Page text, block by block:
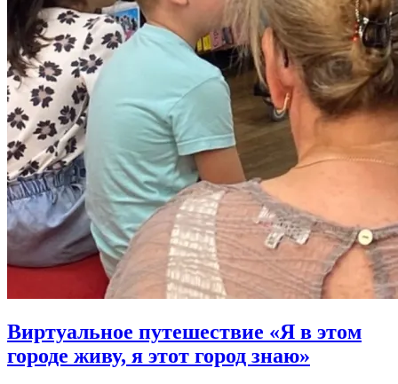
Виртуальное путешествие «Я в этом
городе живу, я этот город знаю»